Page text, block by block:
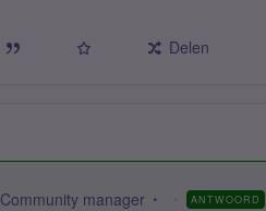
Delen
Community manager ANTWOORD